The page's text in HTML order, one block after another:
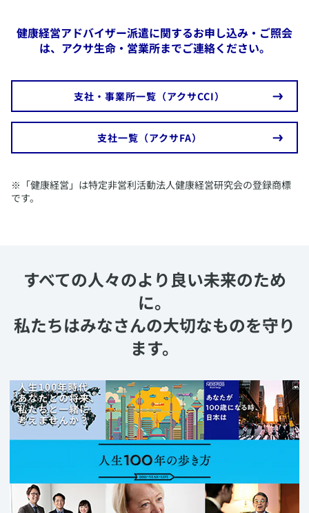
健康経営アドバイザー派遣に関するお申し込み・ご照会
は、アクサ生命・営業所までご連絡ください。
​支社・事業所一覧（アクサCCI）
​支社一覧（アクサFA）
​※「健康経営」は特定非営利活動法人健康経営研究会の登録商標
です。
すべての人々のより良い未来のため
に。
私たちはみなさんの大切なものを守り
ます。